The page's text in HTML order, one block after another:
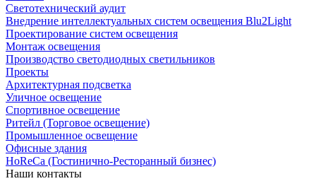
Светотехнический аудит
Внедрение интеллектуальных систем освещения Blu2Light
Проектирование систем освещения
Монтаж освещения
Производство светодиодных светильников
Проекты
Архитектурная подсветка
Уличное освещение
Спортивное освещение
Ритейл (Торговое освещение)
Промышленное освещение
Офисные здания
HoReCa (Гостинично-Ресторанный бизнес)
Наши контакты